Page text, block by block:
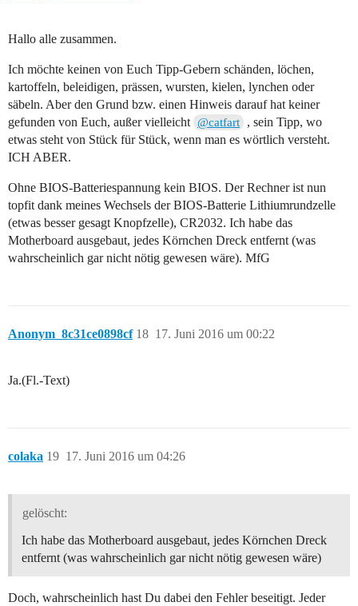
Hallo alle zusammen.
Ich möchte keinen von Euch Tipp-Gebern schänden, löchen,
kartoffeln, beleidigen, prässen, wursten, kielen, lynchen oder
säbeln. Aber den Grund bzw. einen Hinweis darauf hat keiner
gefunden von Euch, außer vielleicht @catfart
, sein Tipp, wo
etwas steht von Stück für Stück, wenn man es wörtlich versteht.
ICH ABER.
Ohne BIOS-Batteriespannung kein BIOS. Der Rechner ist nun
topfit dank meines Wechsels der BIOS-Batterie Lithiumrundzelle
(etwas besser gesagt Knopfzelle), CR2032. Ich habe das
Motherboard ausgebaut, jedes Körnchen Dreck entfernt (was
wahrscheinlich gar nicht nötig gewesen wäre). MfG
Anonym_8c31ce0898cf 17. Juni 2016 um 00:22
18
Ja.(Fl.-Text)
colaka 17. Juni 2016 um 04:26
19
gelöscht:
Ich habe das Motherboard ausgebaut, jedes Körnchen Dreck
entfernt (was wahrscheinlich gar nicht nötig gewesen wäre)
Doch, wahrscheinlich hast Du dabei den Fehler beseitigt. Jeder